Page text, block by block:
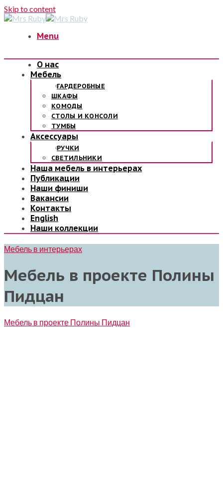
Skip to content
Menu
О нас
Мебель
ГАРДЕРОБНЫЕ
ШКАФЫ
КОМОДЫ
СТОЛЫ И КОНСОЛИ
ТУМБЫ
Аксессуары
РУЧКИ
СВЕТИЛЬНИКИ
Наша мебель в интерьерах
Публикации
Наши финиши
Вакансии
Контакты
English
Наши коллекции
Мебель в интерьерах
Мебель в проекте Полины
Пидцан
Мебель в проекте Полины Пидцан